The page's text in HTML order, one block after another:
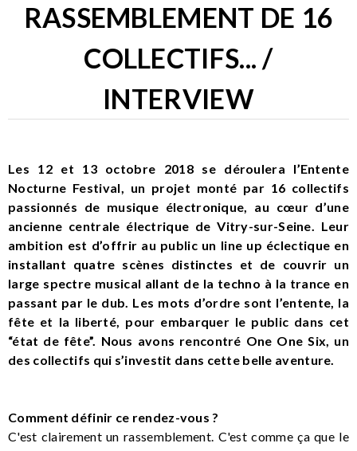
RASSEMBLEMENT DE 16
COLLECTIFS... /
INTERVIEW
Les 12 et 13 octobre 2018 se déroulera l’Entente
Nocturne Festival, un projet monté par 16 collectifs
passionnés de musique électronique, au cœur d’une
ancienne centrale électrique de Vitry-sur-Seine. Leur
ambition est d’offrir au public un line up éclectique en
installant quatre scènes distinctes et de couvrir un
large spectre musical allant de la techno à la trance en
passant par le dub. Les mots d’ordre sont l’entente, la
fête et la liberté, pour embarquer le public dans cet
“état de fête”. Nous avons rencontré One One Six, un
des collectifs qui s’investit dans cette belle aventure.
Comment définir ce rendez-vous ?
C'est clairement un rassemblement. C'est comme ça que le